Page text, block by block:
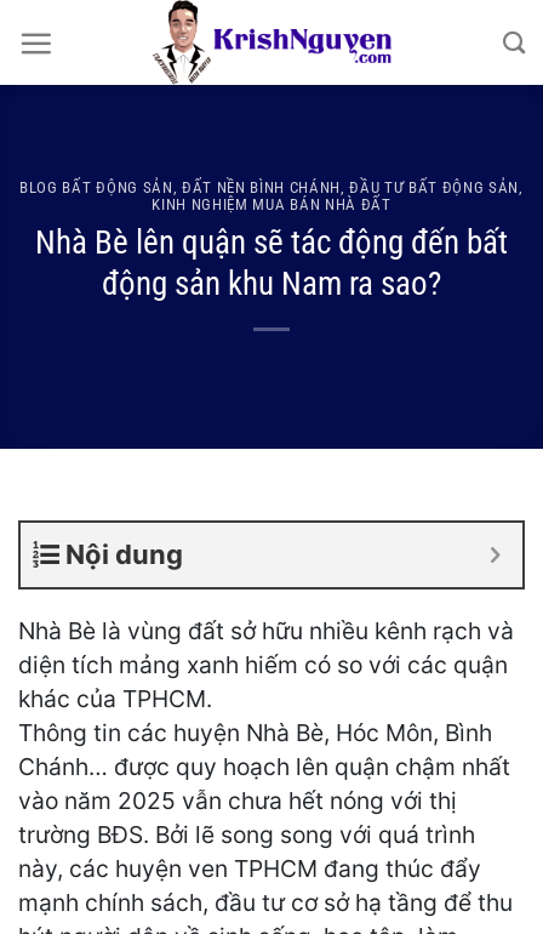
qua
nội
BLOG BẤT ĐỘNG SẢN ĐẤT NỀN BÌNH CHÁNH ,ĐẦU TƯ BẤT ĐỘNG SẢN
KINH NGHIỆM MUA BÁN NHÀ ĐẤT
Nhà Bè lên quận sẽ tác động đến bất
động sản khu Nam ra sao?
Nội dung
Nhà Bè là vùng đất sở hữu nhiều kênh rạch và
diện tích mảng xanh hiếm có so với các quận
khác của TPHCM.
Thông tin các huyện Nhà Bè, Hóc Môn, Bình
Chánh… được quy hoạch lên quận chậm nhất
vào năm 2025 vẫn chưa hết nóng với thị
trường BĐS. Bởi lẽ song song với quá trình
này, các huyện ven TPHCM đang thúc đẩy
mạnh chính sách, đầu tư cơ sở hạ tầng để thu